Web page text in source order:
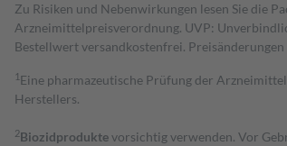
Zu Risiken und Nebenwirkungen lesen Sie die
Arzneimittelpreisverordnung. UVP:
Bestell­wert versand­kosten­frei.
1 Eine pharmazeutische Prüfung der
Herstellers.
2Biozidproduktevorsichtig verwenden. Vor